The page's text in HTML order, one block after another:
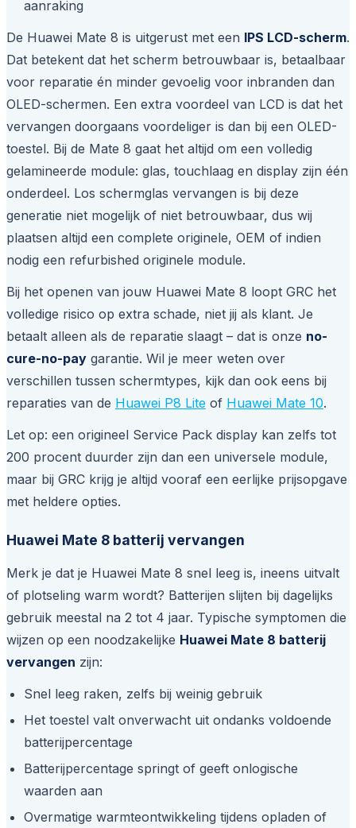
aanraking
De Huawei Mate 8 is uitgerust met een IPS LCD-scherm.
Dat betekent dat het scherm betrouwbaar is, betaalbaar
voor reparatie én minder gevoelig voor inbranden dan
OLED-schermen. Een extra voordeel van LCD is dat het
vervangen doorgaans voordeliger is dan bij een OLED-
toestel. Bij de Mate 8 gaat het altijd om een volledig
gelamineerde module: glas, touchlaag en display zijn één
onderdeel. Los schermglas vervangen is bij deze
generatie niet mogelijk of niet betrouwbaar, dus wij
plaatsen altijd een complete originele, OEM of indien
nodig een refurbished originele module.
Bij het openen van jouw Huawei Mate 8 loopt GRC het
volledige risico op extra schade, niet jij als klant. Je
betaalt alleen als de reparatie slaagt – dat is onze no-
cure-no-pay garantie. Wil je meer weten over
verschillen tussen schermtypes, kijk dan ook eens bij
reparaties van de Huawei P8 Lite of Huawei Mate 10.
Let op: een origineel Service Pack display kan zelfs tot
200 procent duurder zijn dan een universele module,
maar bij GRC krijg je altijd vooraf een eerlijke prijsopgave
met heldere opties.
Huawei Mate 8 batterij vervangen
Merk je dat je Huawei Mate 8 snel leeg is, ineens uitvalt
of plotseling warm wordt? Batterijen slijten bij dagelijks
gebruik meestal na 2 tot 4 jaar. Typische symptomen die
wijzen op een noodzakelijke Huawei Mate 8 batterij
vervangen zijn:
Snel leeg raken, zelfs bij weinig gebruik
Het toestel valt onverwacht uit ondanks voldoende
batterijpercentage
Batterijpercentage springt of geeft onlogische
waarden aan
Overmatige warmteontwikkeling tijdens opladen of